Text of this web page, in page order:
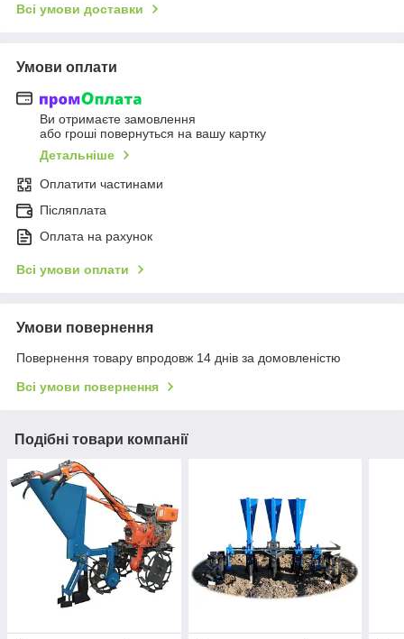
Всі умови доставки
Умови оплати
Ви отримаєте замовлення
або гроші повернуться на вашу картку
Детальніше
Оплатити частинами
Післяплата
Оплата на рахунок
Всі умови оплати
Умови повернення
Повернення товару впродовж 14 днів за домовленістю
Всі умови повернення
Подібні товари компанії